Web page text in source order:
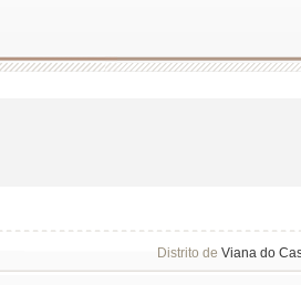
Distrito de Viana do